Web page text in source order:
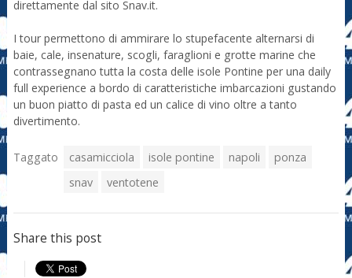
direttamente dal sito Snav.it.
I tour permettono di ammirare lo stupefacente alternarsi di
baie, cale, insenature, scogli, faraglioni e grotte marine che
contrassegnano tutta la costa delle isole Pontine per una daily
full experience a bordo di caratteristiche imbarcazioni gustando
un buon piatto di pasta ed un calice di vino oltre a tanto
divertimento.
Taggato casamicciola isole pontine napoli
ponza
snav
ventotene
Share this post